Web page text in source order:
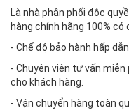
Là nhà phân phối độc
hàng chính hãng 100% có
- Chế độ bảo hành hấp
- Chuyên viên tư vấn
cho khách hàng.
- Vận chuyển hàng toàn